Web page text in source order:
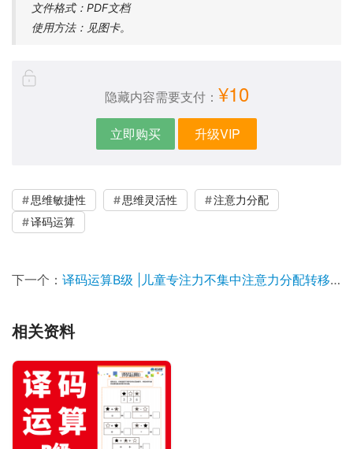
文件格式：PDF文档
使用方法：见图卡。
隐藏内容需要支付： ¥10
立即购买 升级VIP
思维敏捷性 思维灵活性
注意力分配
译码运算
下一个： 译码运算B级 |儿童专注力不集中注意力分配转移稳定性
相关资料